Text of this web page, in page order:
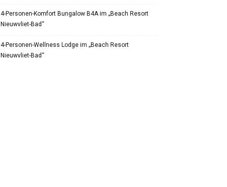
4-Personen-Komfort Bungalow B4A im „Beach Resort
Nieuwvliet-Bad“
4-Personen-Wellness Lodge im „Beach Resort
Nieuwvliet-Bad“